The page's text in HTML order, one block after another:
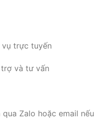
vụ trực tuyến
và tư vấn
Zalo hoặc email nếu